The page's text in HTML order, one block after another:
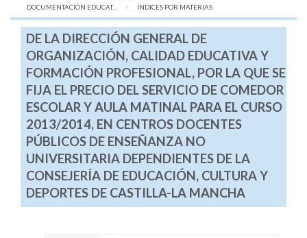
DOCUMENTACIÓN EDUCAT...
AQUÍ:
ÍNDICES POR MATERIAS
DE LA DIRECCIÓN GENERAL DE
ORGANIZACIÓN, CALIDAD EDUCATIVA Y
FORMACIÓN PROFESIONAL, POR LA QUE SE
FIJA EL PRECIO DEL SERVICIO DE COMEDOR
ESCOLAR Y AULA MATINAL PARA EL CURSO
2013/2014, EN CENTROS DOCENTES
PÚBLICOS DE ENSEÑANZA NO
UNIVERSITARIA DEPENDIENTES DE LA
CONSEJERÍA DE EDUCACIÓN, CULTURA Y
DEPORTES DE CASTILLA-LA MANCHA